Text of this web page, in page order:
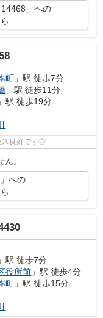
」への
町 」駅 徒歩7分
」駅 徒歩11分
」駅 徒歩19分
ス良好です◎
。
への
」駅 徒歩7分
役所前 」駅 徒歩4分
町 」駅 徒歩15分